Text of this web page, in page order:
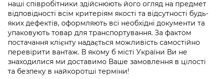
наші співробітники здійснюють його огляд на предмет
відповідності всім критеріям якості та відсутності будь-
яких дефектів, оформляють всі необхідні документи та
упаковують товар для транспортування. За фактом
постачання клієнту надається можливість самостійно
перевірити вантаж. В якому б місті України Ви не
знаходилися ми доставимо Ваше замовлення в цілості
та безпеку в найкоротші терміни!